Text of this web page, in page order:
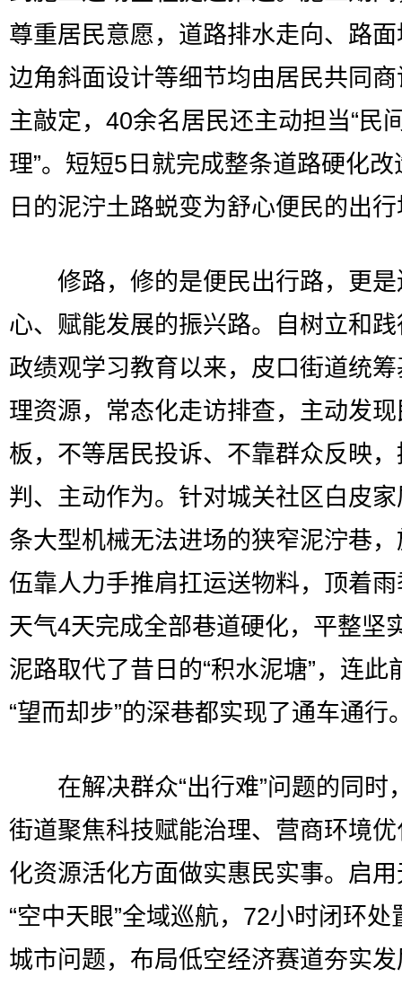
尊重居民意愿，道路排水走向、路
边角斜面设计等细节均由居民共同
主敲定，40余名居民还主动担当“民
理”。短短5日就完成整条道路硬化改
日的泥泞土路蜕变为舒心便民的出
修路，修的是便民出行路，更是
心、赋能发展的振兴路。自树立和
政绩观学习教育以来，皮口街道统
理资源，常态化走访排查，主动发
板，不等居民投诉、不靠群众反映
判、主动作为。针对城关社区白皮
条大型机械无法进场的狭窄泥泞巷
伍靠人力手推肩扛运送物料，顶着
天气4天完成全部巷道硬化，平整坚
泥路取代了昔日的“积水泥塘”，连此
“望而却步”的深巷都实现了通车通行
在解决群众“出行难”问题的同时
街道聚焦科技赋能治理、营商环境
化资源活化方面做实惠民实事。启
“空中天眼”全域巡航，72小时闭环处
城市问题，布局低空经济赛道夯实